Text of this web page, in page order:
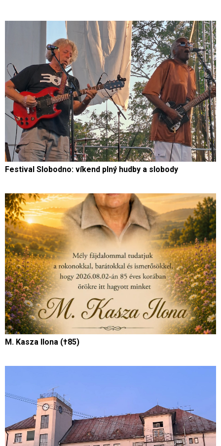
Festival Slobodno: víkend plný hudby a slobody
M. Kasza Ilona (†85)